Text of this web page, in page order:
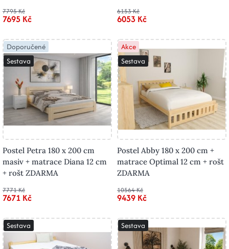
7795 Kč
7695 Kč
6153 Kč
6053 Kč
Doporučené
Sestava
Postel Petra 180 x 200 cm
masiv + matrace Diana 12 cm
+ rošt ZDARMA
7771 Kč
7671 Kč
Akce
Sestava
Postel Abby 180 x 200 cm +
matrace Optimal 12 cm + rošt
ZDARMA
10564 Kč
9439 Kč
Sestava Sestava